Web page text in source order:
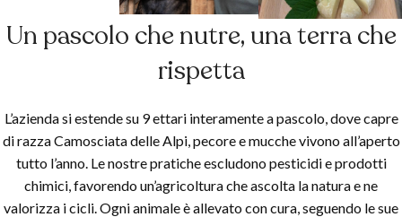
Un pascolo che nutre, una terra che
rispetta
L’azienda si estende su 9 ettari interamente a pascolo, dove capre
di razza Camosciata delle Alpi, pecore e mucche vivono all’aperto
tutto l’anno. Le nostre pratiche escludono pesticidi e prodotti
chimici, favorendo un’agricoltura che ascolta la natura e ne
valorizza i cicli. Ogni animale è allevato con cura, seguendo le sue